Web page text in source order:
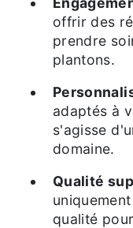
offrir des
prendre
plantons.
adaptés à
s'agisse
domaine.
Qualité
qualité